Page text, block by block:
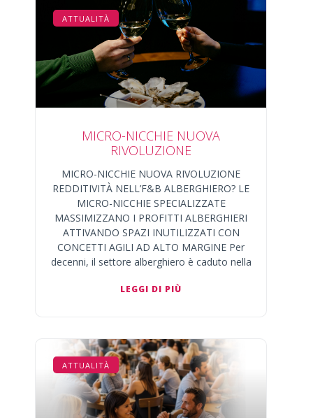
ATTUALITÀ
MICRO-NICCHIE NUOVA
RIVOLUZIONE
MICRO-NICCHIE NUOVA RIVOLUZIONE
REDDITIVITÀ NELL’F&B ALBERGHIERO? LE
MICRO-NICCHIE SPECIALIZZATE
MASSIMIZZANO I PROFITTI ALBERGHIERI
ATTIVANDO SPAZI INUTILIZZATI CON
CONCETTI AGILI AD ALTO MARGINE Per
decenni, il settore alberghiero è caduto nella
LEGGI DI PIÙ
ATTUALITÀ